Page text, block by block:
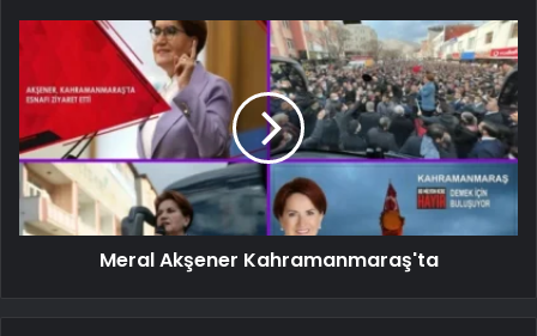
Meral Akşener Kahramanmaraş'ta